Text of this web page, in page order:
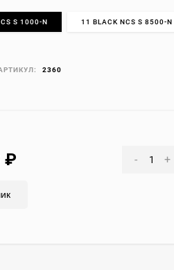
S 1000-N 11 BLACK NCS S 8500-N
2360
₽ - +